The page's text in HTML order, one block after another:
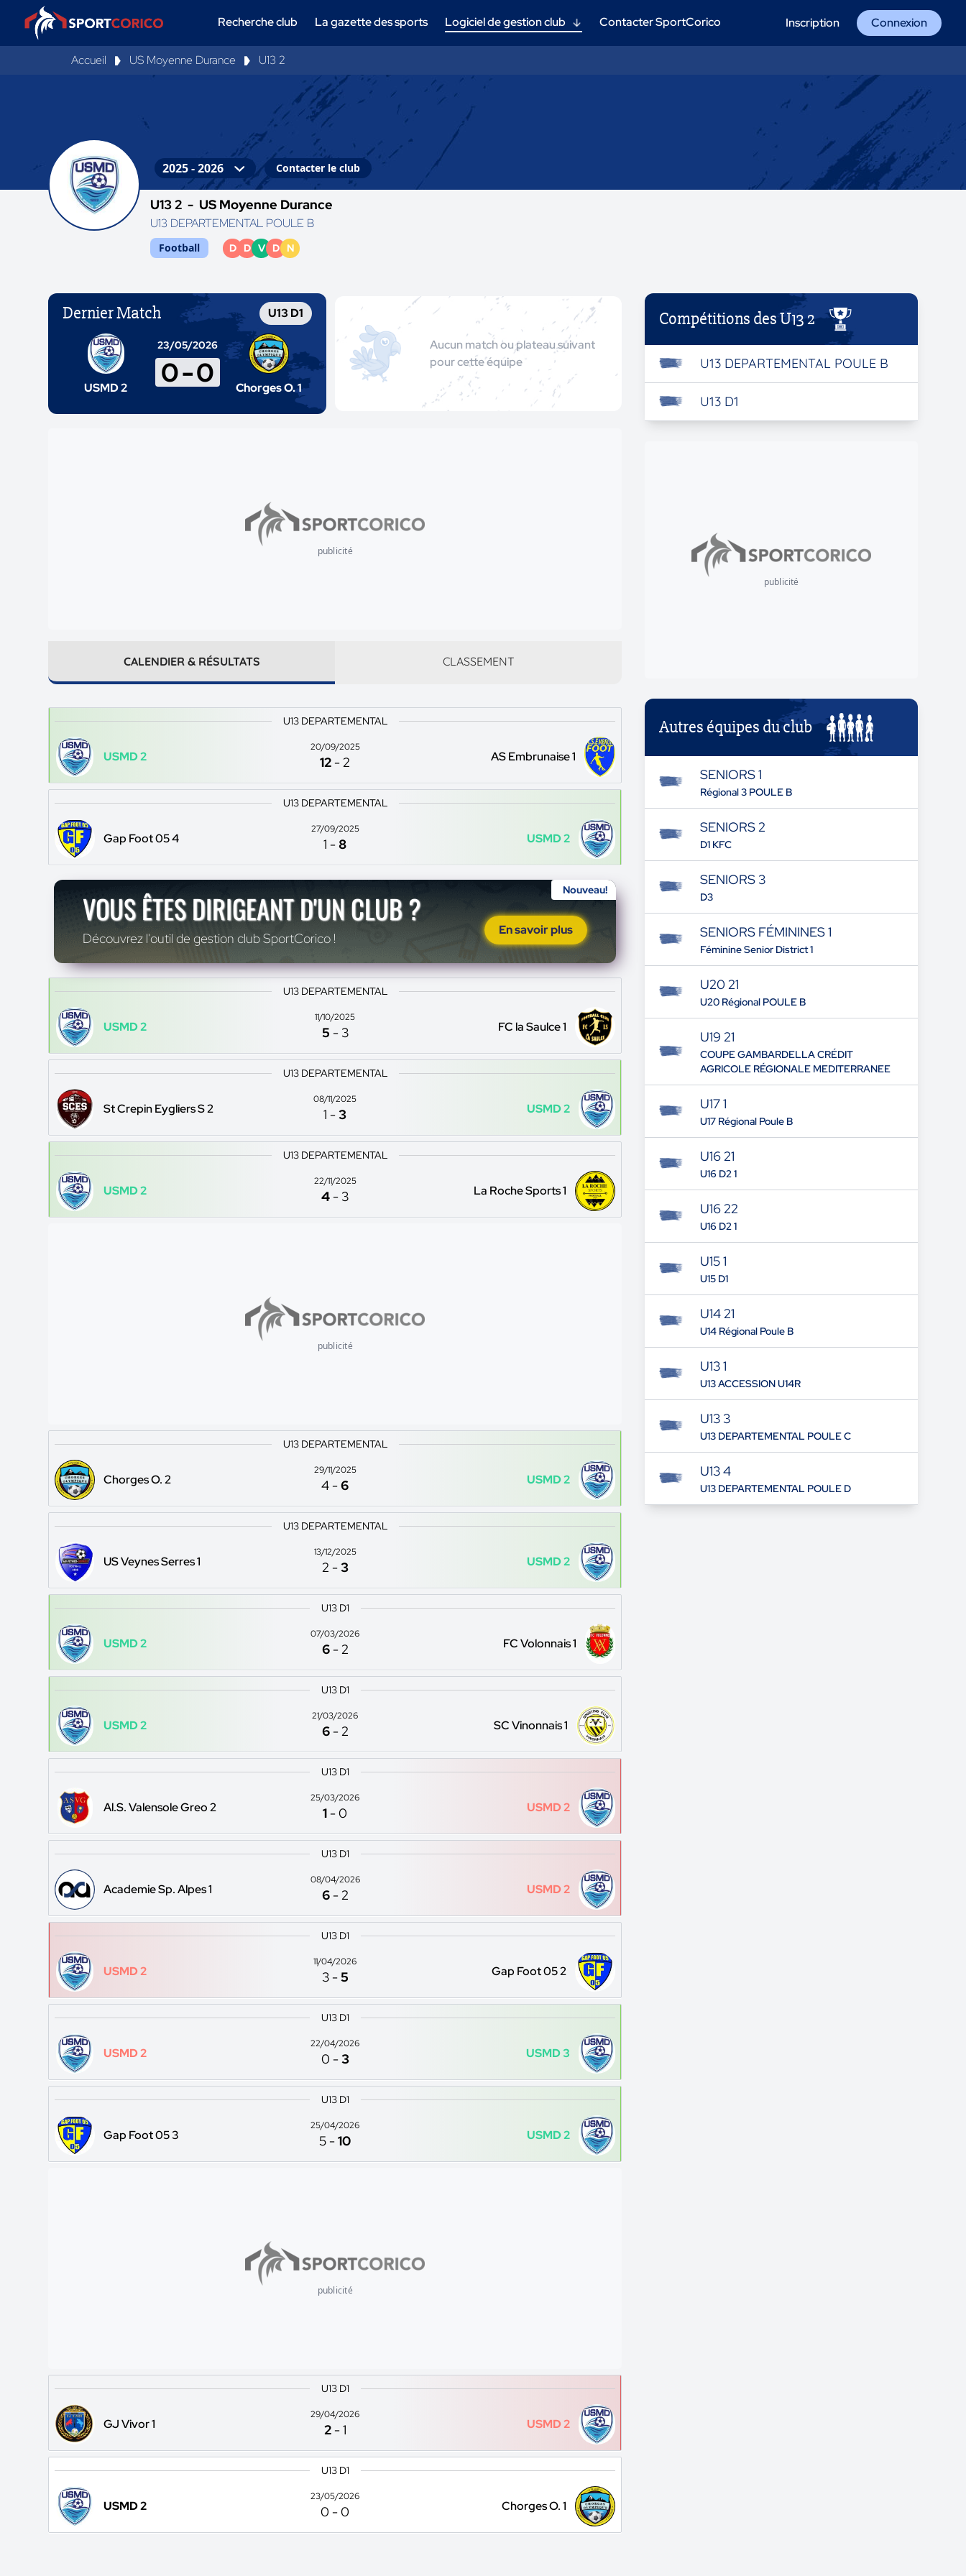
Recherche club La gazette des sports Logiciel de gestion club Contacter SportCorico Inscription Connexion
Accueil US Moyenne Durance U13 2
Contacter le club
U13 2 - US Moyenne Durance
U13 DEPARTEMENTAL POULE B
Football D D V D N
Dernier Match U13 D1
USMD 2
23/05/2026
0-0 Chorges O. 1
Aucun match ou plateau suivant
pour cette équipe
publicité
CALENDIER & RÉSULTATS CLASSEMENT
U13 DEPARTEMENTAL
USMD 2
20/09/2025
12 -2 AS Embrunaise 1
U13 DEPARTEMENTAL
Gap Foot 05 4
27/09/2025
1 -8 USMD 2
Nouveau!
VOUS ÊTES DIRIGEANT D'UN CLUB ?
Découvrez l'outil de gestion club SportCorico !
En savoir plus
U13 DEPARTEMENTAL
USMD 2
11/10/2025
5 - 3 FC la Saulce 1
U13 DEPARTEMENTAL
St Crepin Eygliers S 2
08/11/2025
1 -3 USMD 2
U13 DEPARTEMENTAL
USMD 2
22/11/2025
4 - 3 La Roche Sports 1
publicité
U13 DEPARTEMENTAL
Chorges O. 2
29/11/2025
4 -6 USMD 2
U13 DEPARTEMENTAL
US Veynes Serres 1
13/12/2025
2 -3 USMD 2
U13 D1
USMD 2
07/03/2026
6 -2 FC Volonnais 1
U13 D1
USMD 2
21/03/2026
6 -2 SC Vinonnais 1
U13 D1
Al.S. Valensole Greo 2
25/03/2026
1 -0 USMD 2
U13 D1
Academie Sp. Alpes 1
08/04/2026
6 -2 USMD 2
U13 D1
USMD 2
11/04/2026
3 -5 Gap Foot 05 2
U13 D1
USMD 2
22/04/2026
0 -3 USMD 3
U13 D1
Gap Foot 05 3
25/04/2026
5 -10 USMD 2
publicité
U13 D1
GJ Vivor 1
29/04/2026
2 -1 USMD 2
U13 D1
USMD 2
23/05/2026
0 -0 Chorges O. 1
Compétitions des U13 2
U13 DEPARTEMENTAL POULE B
U13 D1
publicité
Autres équipes du club
SENIORS 1
Régional 3 POULE B
SENIORS 2
D1 KFC
SENIORS 3
D3
SENIORS FÉMININES 1
Féminine Senior District 1
U20 21
U20 Régional POULE B
U19 21
COUPE GAMBARDELLA CRÉDIT
AGRICOLE RÉGIONALE MEDITERRANEE
U17 1
U17 Régional Poule B
U16 21
U16 D2 1
U16 22
U16 D2 1
U15 1
U15 D1
U14 21
U14 Régional Poule B
U13 1
U13 ACCESSION U14R
U13 3
U13 DEPARTEMENTAL POULE C
U13 4
U13 DEPARTEMENTAL POULE D